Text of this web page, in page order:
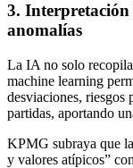
3. Interpretación
anomalías
La IA no solo
machine learning
desviaciones, riesgos
partidas, aportando
KPMG subraya que
y valores atípicos”